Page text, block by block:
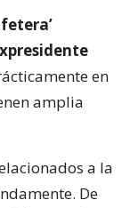
en
amplia
a la
De